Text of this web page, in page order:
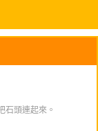
石頭連起來。